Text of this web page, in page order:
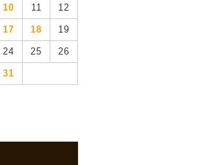
10 11 12
17 18 19
24 25 26
31